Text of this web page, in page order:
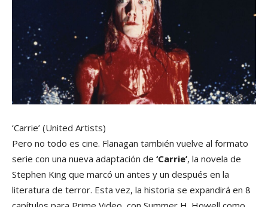
‘Carrie’ (United Artists)
Pero no todo es cine. Flanagan también vuelve al formato
serie con una nueva adaptación de ‘Carrie’, la novela de
Stephen King que marcó un antes y un después en la
literatura de terror. Esta vez, la historia se expandirá en 8